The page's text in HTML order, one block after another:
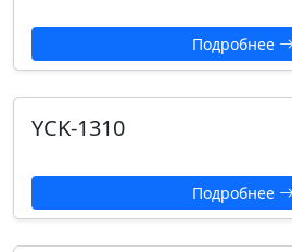
Подробнее
YCK-1310
Подробнее